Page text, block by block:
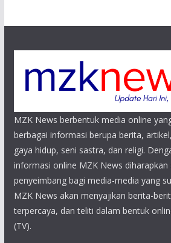
MZK News berbentuk media online
berbagai informasi berupa berita,
gaya hidup, seni sastra, dan religi.
informasi online MZK News
penyeimbang bagi media-media yang
MZK News akan menyajikan berita-
terpercaya, dan teliti dalam bentuk
(TV).